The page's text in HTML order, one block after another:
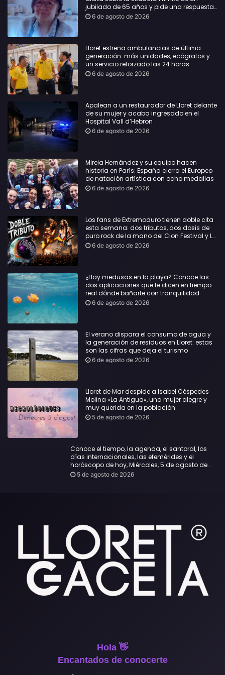
jubilado de 65 años y pide una respuesta
urgente
6 de agosto de 2026
Lloret estrena ambulancias de última
generación: más unidades, ecógrafos y
un servicio reforzado las 24 horas
6 de agosto de 2026
Apalean a un restaurador de Lloret delante
de su mujer y acaba ingresado en el
Hospital Vall d’Hebron
6 de agosto de 2026
Mireia Hernández y su equipo hacen
historia en París: España cierra el Europeo
de natación artística con ocho medallas
6 de agosto de 2026
Los fans de Extremoduro tienen doble cita
esta semana: dos tributos, dos dosis de
puro rock de la mano del Clon Festival y La
Jarana
6 de agosto de 2026
¿Hay medusas en la playa? Conoce las
dos aplicaciones que te dicen en tiempo
real dónde bañarte con tranquilidad
6 de agosto de 2026
El verano dispara el consumo de agua y
la generación de residuos en Lloret: estas
son las cifras que deja el turismo
6 de agosto de 2026
Lloret de Mar despide a Isabel Céspedes
Molina «La Antigua», una mujer alegre y
muy querida en la población
5 de agosto de 2026
Conoce el tiempo, la agenda, el santoral, los
días internacionales, las efemérides y el
horóscopo de hoy, Miércoles, 5 de agosto de
2026:
5 de agosto de 2026
Hola 👋
Encantados de conocerte